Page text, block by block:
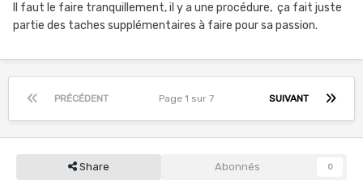
Il faut le faire tranquillement, il y a une procédure, ça fait juste
partie des taches supplémentaires à faire pour sa passion.
PRÉCÉDENT SUIVANT
Page 1 sur 7
Share Abonnés 0